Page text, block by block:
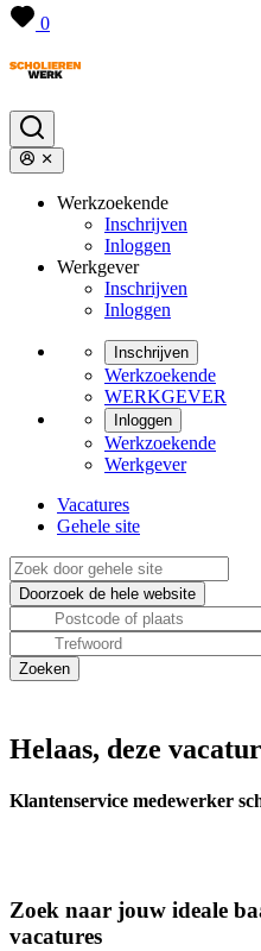
0
Werkzoekende
Inschrijven
Inloggen
Werkgever
Inschrijven
Inloggen
Inschrijven
Werkzoekende
WERKGEVER
Inloggen
Werkzoekende
Werkgever
Vacatures
Gehele site
Helaas, deze
Klantenservice medewerker
Zoek naar jouw ideale
vacatures